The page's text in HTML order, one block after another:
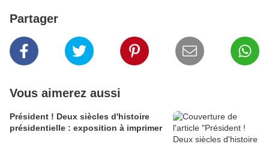
Partager
Vous aimerez aussi
Président ! Deux siècles d'histoire
présidentielle : exposition à imprimer